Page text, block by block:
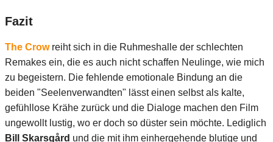
Fazit
The Crowreiht sich in die Ruhmeshalle der schlechten
Remakes ein, die es auch nicht schaffen Neulinge, wie mich
zu begeistern. Die fehlende emotionale Bindung an die
beiden "Seelenverwandten" lässt einen selbst als kalte,
gefühllose Krähe zurück und die Dialoge machen den Film
ungewollt lustig, wo er doch so düster sein möchte. Lediglich
Bill Skarsgård und die mit ihm einhergehende blutige und